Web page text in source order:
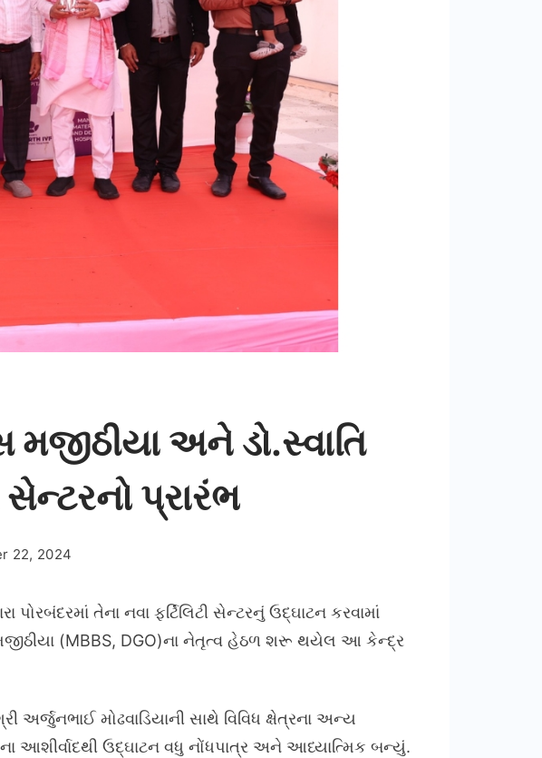
મજીઠીયા અને ડો.સ્વાતિ
પ્રારંભ
22, 2024
પોરબંદરમાં તેના નવા ફર્ટિલિટી સેન્ટરનું ઉદ્ઘાટન કરવામાં
મજીઠીયા (MBBS, DGO)ના નેતૃત્વ હેઠળ શરૂ થયેલ આ કેન્દ્ર
મોઢવાડિયાની સાથે વિવિધ ક્ષેત્રના અન્ય
આશીર્વાદથી ઉદ્ઘાટન વધુ નોંધપાત્ર અને આધ્યાત્મિક બન્યું.